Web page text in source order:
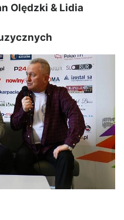
Olędzki & Lidia